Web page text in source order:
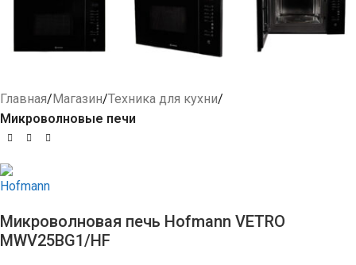
Главная Магазин Техника для кухни
Микроволновые печи
Микроволновая печь Hofmann VETRO
MWV25BG1/HF